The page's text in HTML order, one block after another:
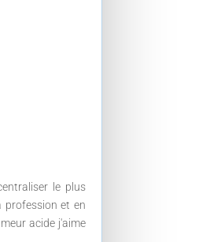
le plus
profession et en
acide j'aime